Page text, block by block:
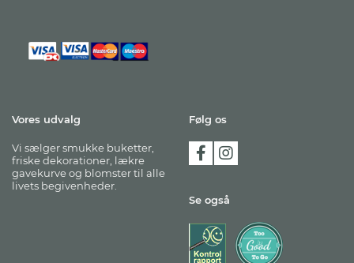
Vores udvalg
Vi sælger smukke buketter,
friske dekorationer, lækre
gavekurve og blomster til alle
livets begivenheder.
Følg os
Se også